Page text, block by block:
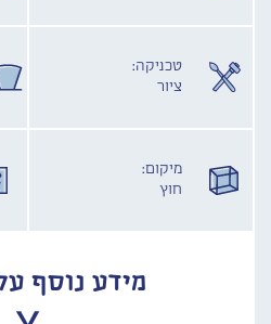
טכניקה:
ציור
מיקום:
חוץ
מידע נוסף